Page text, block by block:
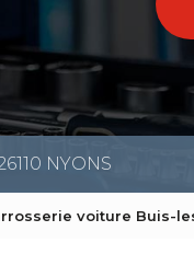
NYONS
voiture Buis-